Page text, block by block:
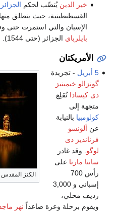
خير الدين يُنصِّب لحكم الجزائر
القسطنطينية، حيث ينطلق
الإسبان والتي استمرت حتى
بايلرباي الجزائر (حتى 1544).
الأمريكتان
الكنز
5 أبريل
- تجريدة
گونزالو خيمينيز
دى كيسادا تُقلِع
متجهة إلى
كولومبيا بالنيابة
عن ألونسو
فرنانديز دى
لوگو . وقد غادر
سانتا مارتا على
رأس 700
إسباني و 3,000
رديف محلي،
ويقوم برحلة وعرة صاعداً نهر